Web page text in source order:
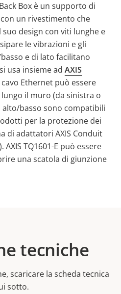
Box è un supporto di
un rivestimento che
design con viti lunghe e
le vibrazioni e gli
e di lato facilitano
usa insieme ad AXIS
cavo Ethernet può essere
il muro (da sinistra o
alto/basso sono compatibili
per la protezione dei
di adattatori AXIS Conduit
AXIS TQ1601-E può essere
una scatola di giunzione
tecniche
scaricare la scheda tecnica
sotto.